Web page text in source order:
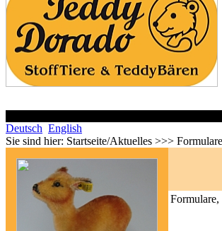
Deutsch English
Sie sind hier: Startseite/Aktuelles >>> Formulare